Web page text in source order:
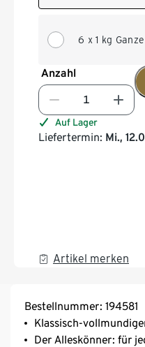
6 x 1 kg
Anzahl
Auf Lager
Liefertermin: Mi.,
Artikel merken
Bestellnummer: 194581
Klassisch-
Der Alleskönner: für